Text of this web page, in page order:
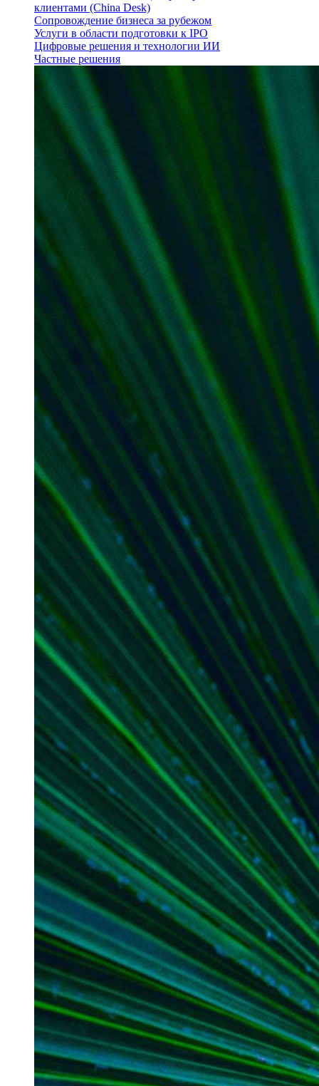
клиентами (China Desk)
Сопровождение бизнеса за рубежом
Услуги в области подготовки к IPO
Цифровые решения и технологии ИИ
Частные решения